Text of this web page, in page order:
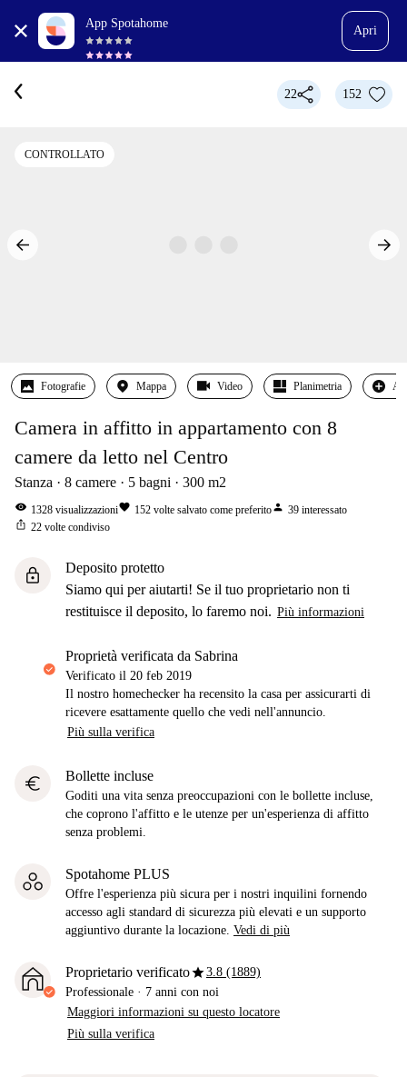
App Spotahome
Apri
22 152
CONTROLLATO
Fotografie Mappa Video Planimetria
Camera in affitto in appartamento con 8
camere da letto nel Centro
Stanza 8 camere 5 bagni 300 m2
visibility 1328 visualizzazionifavorite 152 volte salvato come preferitoperson 39 interessato
ios_share 22 volte condiviso
lock
Deposito protetto
Siamo qui per aiutarti! Se il tuo proprietario non ti
restituisce il deposito, lo faremo noi. Più informazioni
proprietà verificata da Sabrina
Verificato il 20 feb 2019
Il nostro homechecker ha recensito la casa per assicurarti di
ricevere esattamente quello che vedi nell'annuncio.
Più sulla verifica
euro Bollette incluse
Goditi una vita senza preoccupazioni con le bollette incluse,
che coprono l'affitto e le utenze per un'esperienza di affitto
senza problemi.
Spotahome PLUS
Offre l'esperienza più sicura per i nostri inquilini fornendo
accesso agli standard di sicurezza più elevati e un supporto
aggiuntivo durante la locazione. Vedi di più
Proprietario verificatostar3.8 (1889)
Professionale · 7 anni con noi
Maggiori informazioni su questo locatore
Più sulla verifica